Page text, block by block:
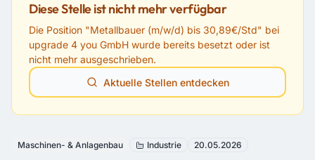
Diese Stelle ist nicht mehr verfügbar
Die Position "Metallbauer (m/w/d) bis 30,89€/Std" bei
upgrade 4 you GmbH wurde bereits besetzt oder ist
nicht mehr ausgeschrieben.
Aktuelle Stellen entdecken
Maschinen- & Anlagenbau Industrie 20.05.2026